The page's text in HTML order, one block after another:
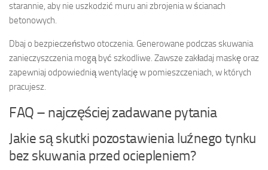
starannie, aby nie uszkodzić muru ani zbrojenia w ścianach
betonowych.
Dbaj o bezpieczeństwo otoczenia. Generowane podczas skuwania
zanieczyszczenia mogą być szkodliwe. Zawsze zakładaj maskę oraz
zapewniaj odpowiednią wentylację w pomieszczeniach, w których
pracujesz.
FAQ – najczęściej zadawane pytania
Jakie są skutki pozostawienia luźnego tynku
bez skuwania przed ociepleniem?